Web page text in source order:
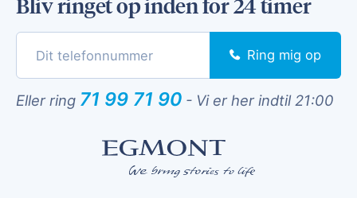
Ring mig op
Eller ring 71 99 71 90 - Vi er her indtil 21:00